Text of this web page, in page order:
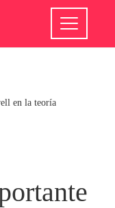
en la teoría